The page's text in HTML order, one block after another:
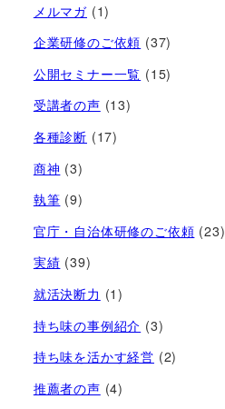
メルマガ (1)
企業研修のご依頼 (37)
公開セミナー一覧 (15)
受講者の声 (13)
各種診断 (17)
商神 (3)
執筆 (9)
官庁・自治体研修のご依頼 (23)
実績 (39)
就活決断力 (1)
持ち味の事例紹介 (3)
持ち味を活かす経営​ (2)
推薦者の声 (4)